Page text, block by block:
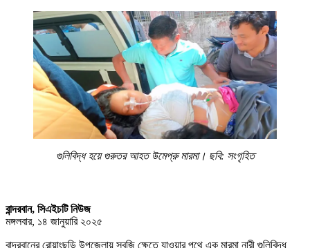
গুলিবিদ্ধ হয়ে গুরুতর আহত উমেপ্রু মারমা। ছবি: সংগৃহিত
বান্দরবান, সিএইচটি নিউজ
মঙ্গলবার, ১৪ জানুয়ারি ২০২৫
বান্দরবানের রোয়াংছড়ি উপজেলায় সবজি ক্ষেতে যাওয়ার পথে এক মারমা নারী গুলিবিদ্ধ